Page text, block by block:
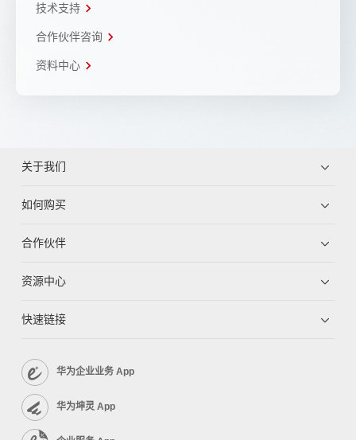
技术支持
合作伙伴咨询
资料中心
关于我们
如何购买
合作伙伴
资源中心
快速链接
华为企业业务 App
华为坤灵 App